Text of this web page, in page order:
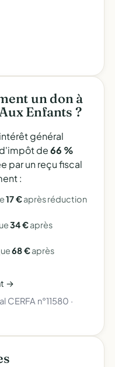
un don à
Enfants ?
général
de66 %
par un reçu fiscal
:
17 €après réduction
34 €après
68 €après
→
CERFA n°11580 ·